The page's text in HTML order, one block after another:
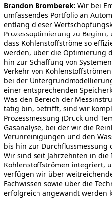
Brandon Bromberek: Wir bei
umfassendes Portfolio an
entlang dieser
Prozessoptimierung zu Beginn,
dass Kohlenstoffströme so
werden, über die Optimierung
hin zur Schaffung von
Verkehr von
bei der
einer entsprechenden
Was den Bereich der
tätig bin, betrifft, sind wir
Prozessmessung (Druck und
Gasanalyse, bei der wir die
Verunreinigungen und den
bis hin zur Durchflussmessung
Wir sind seit Jahrzehnten in
Kohlenstoffströmen integriert,
verfügen wir über
Fachwissen sowie über die
erfolgreich angewandt werden